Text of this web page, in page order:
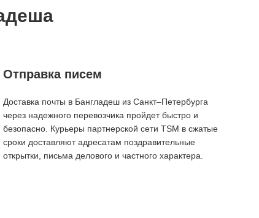
Отправка писем
Доставка почты в Бангладеш из Санкт–Петербурга
через надежного перевозчика пройдет быстро и
безопасно. Курьеры партнерской сети TSM в сжатые
сроки доставляют адресатам поздравительные
открытки, письма делового и частного характера.